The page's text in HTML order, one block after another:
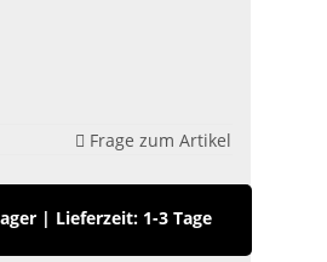
Frage zum Artikel
| Lieferzeit: 1-3 Tage